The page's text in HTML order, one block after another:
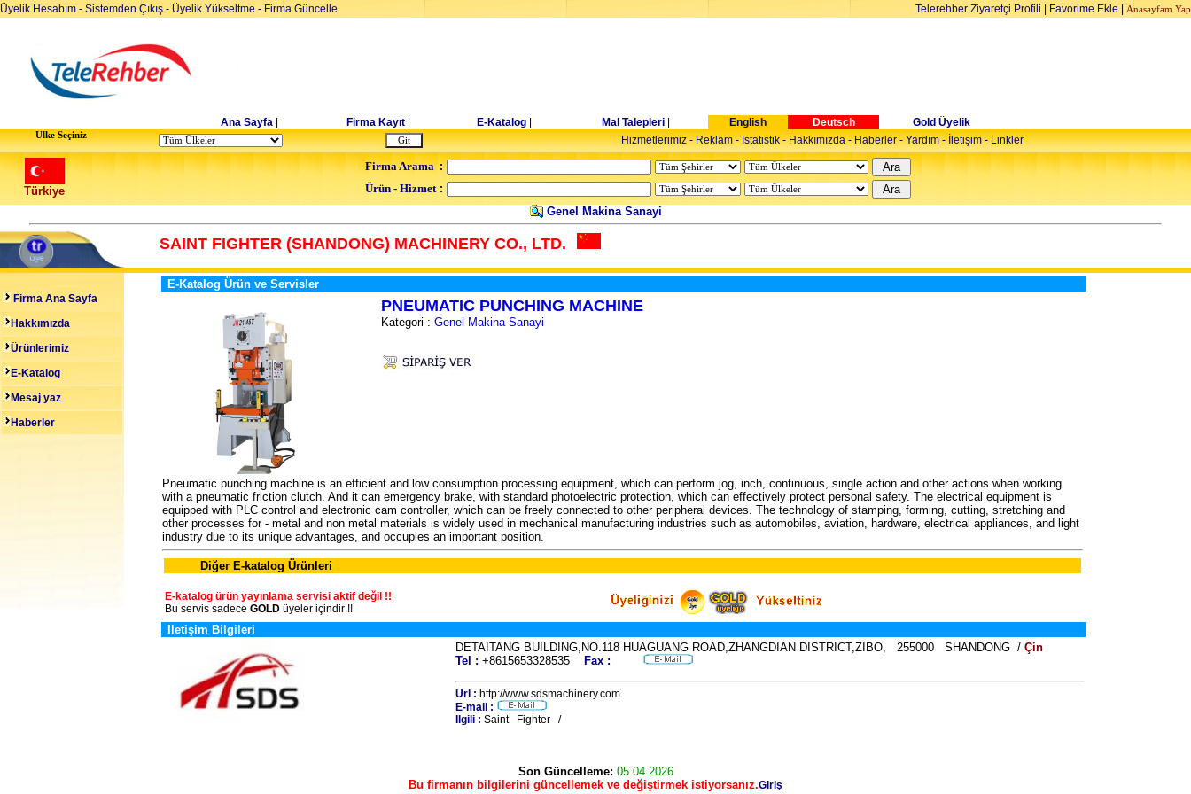
Üyelik Hesabım - Sistemden Çıkış - Üyelik Yükseltme - Firma Güncelle Telerehber Ziyaretçi Profili Favorime Ekle Anasayfam Yap
Ana Sayfa Firma Kayıt E-Katalog Mal Talepleri| English Deutsch Gold Üyelik
Ulke Seçiniz Hizmetlerimiz-Reklam-Istatistik-Hakkımızda-Haberler-Yardım-İletişim-Linkler
Türkiye
Firma Arama :
Ürün - Hizmet :
Genel Makina Sanayi
SAINT FIGHTER (SHANDONG) MACHINERY CO., LTD.
Firma Ana Sayfa
Hakkımızda
Ürünlerimiz
E-Katalog
Mesaj yaz
Haberler
E-Katalog Ürün ve Servisler
PNEUMATIC PUNCHING MACHINE
Kategori : Genel Makina Sanayi
Pneumatic punching machine is an efficient and low consumption processing equipment, which can perform jog, inch, continuous, single action and other actions when working
with a pneumatic friction clutch. And it can emergency brake, with standard photoelectric protection, which can effectively protect personal safety. The electrical equipment is
equipped with PLC control and electronic cam controller, which can be freely connected to other peripheral devices. The technology of stamping, forming, cutting, stretching and
other processes for - metal and non metal materials is widely used in mechanical manufacturing industries such as automobiles, aviation, hardware, electrical appliances, and light
industry due to its unique advantages, and occupies an important position.
Diğer E-katalog Ürünleri
E-katalog ürün yayınlama servisi aktif değil !!
Bu servis sadece GOLD üyeler içindir !!
Iletişim Bilgileri
DETAITANG BUILDING,NO.118 HUAGUANG ROAD,ZHANGDIAN DISTRICT,ZIBO, 255000 SHANDONG / Çin
Tel : +8615653328535 Fax :
Url : http://www.sdsmachinery.com
E-mail :
Ilgili : Saint Fighter /
Son Güncelleme: 05.04.2026
Bu firmanın bilgilerini güncellemek ve değiştirmek istiyorsanız.Giriş